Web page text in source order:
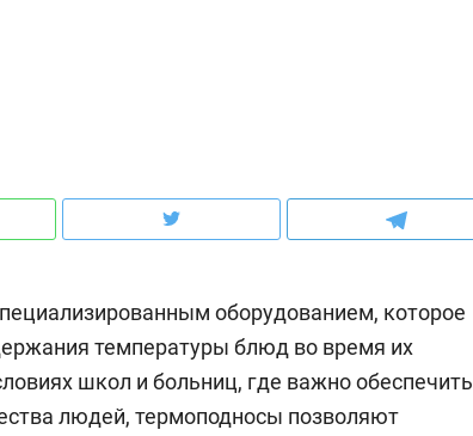
оборудованием, которое
температуры блюд во время их
школ и больниц, где важно обеспечить
людей, термоподносы позволяют